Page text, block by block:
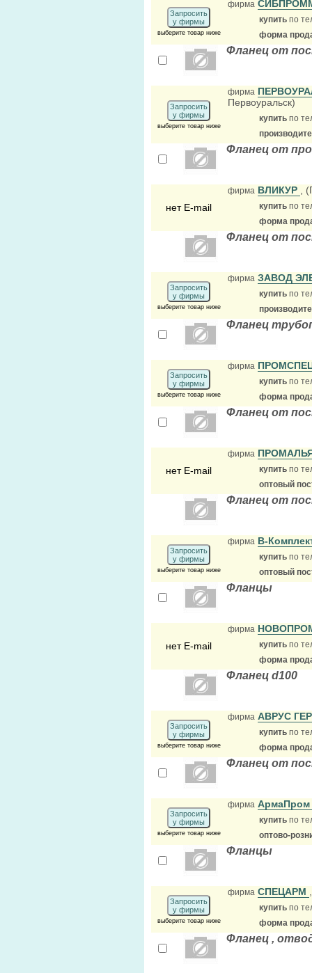
Запросить
у фирмы
выберите товар ниже
фирма
купить по
форма
Фланец от
Запросить
у фирмы
выберите товар ниже
фирма
Первоуральск)
купить по
Фланец от
нет E-mail
фирма ВЛИКУР ,
купить по
форма
Фланец от
Запросить
у фирмы
выберите товар ниже
фирма ЗАВОД
купить по
Фланец
Запросить
у фирмы
выберите товар ниже
фирма
купить по
форма
Фланец от
нет E-mail
фирма
купить по
оптовый
Фланец от
Запросить
у фирмы
выберите товар ниже
фирма В-
купить по
оптовый
Фланцы
нет E-mail
фирма
купить по
форма
Фланец d100
Запросить
у фирмы
выберите товар ниже
фирма АВРУС
купить по
форма
Фланец от
Запросить
у фирмы
выберите товар ниже
фирма АрмаПром
купить по
оптово-
Фланцы
Запросить
у фирмы
выберите товар ниже
фирма СПЕЦАРМ
купить по
форма
Фланец ,